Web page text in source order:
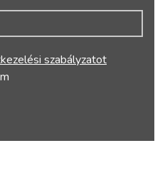
szabályzatot